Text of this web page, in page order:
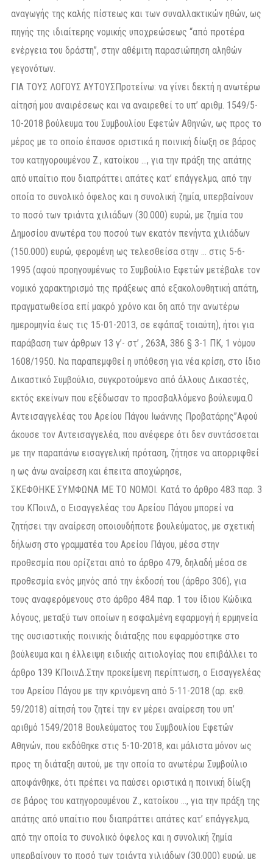
αναγωγής της καλής πίστεως και των συναλλακτικών ηθών, ως
πηγής της ιδιαίτερης νομικής υποχρεώσεως “από προτέρα
ενέργεια του δράστη”, στην αθέμιτη παρασιώπηση αληθών
γεγονότων.
ΓΙΑ ΤΟΥΣ ΛΟΓΟΥΣ ΑΥΤΟΥΣΠροτείνω: να γίνει δεκτή η ανωτέρω
αίτησή μου αναιρέσεως και να αναιρεθεί το υπ’ αριθμ. 1549/5-
10-2018 βούλευμα του Συμβουλίου Εφετών Αθηνών, ως προς το
μέρος με το οποίο έπαυσε οριστικά η ποινική δίωξη σε βάρος
του κατηγορουμένου Z., κατοίκου …, για την πράξη της απάτης
από υπαίτιο που διαπράττει απάτες κατ’ επάγγελμα, από την
οποία το συνολικό όφελος και η συνολική ζημία, υπερβαίνουν
το ποσό των τριάντα χιλιάδων (30.000) ευρώ, με ζημία του
Δημοσίου ανωτέρα του ποσού των εκατόν πενήντα χιλιάδων
(150.000) ευρώ, φερομένη ως τελεσθείσα στην … στις 5-6-
1995 (αφού προηγουμένως το Συμβούλιο Εφετών μετέβαλε τον
νομικό χαρακτηρισμό της πράξεως από εξακολουθητική απάτη,
πραγματωθείσα επί μακρό χρόνο και δη από την ανωτέρω
ημερομηνία έως τις 15-01-2013, σε εφάπαξ τοιαύτη), ήτοι για
παράβαση των άρθρων 13 γ’- στ’ , 263Α, 386 § 3-1 ΠΚ, 1 νόμου
1608/1950. Να παραπεμφθεί η υπόθεση για νέα κρίση, στο ίδιο
Δικαστικό Συμβούλιο, συγκροτούμενο από άλλους Δικαστές,
εκτός εκείνων που εξέδωσαν το προσβαλλόμενο βούλευμα.Ο
Αντεισαγγελέας του Αρείου Πάγου Ιωάννης Προβατάρης”Αφού
άκουσε τον Αντεισαγγελέα, που ανέφερε ότι δεν συντάσσεται
με την παραπάνω εισαγγελική πρόταση, ζήτησε να απορριφθεί
η ως άνω αναίρεση και έπειτα αποχώρησε,
ΣΚΕΦΘΗΚΕ ΣΥΜΦΩΝΑ ΜΕ ΤΟ ΝΟΜΟI. Κατά το άρθρο 483 παρ. 3
του ΚΠοινΔ, ο Εισαγγελέας του Αρείου Πάγου μπορεί να
ζητήσει την αναίρεση οποιουδήποτε βουλεύματος, με σχετική
δήλωση στο γραμματέα του Αρείου Πάγου, μέσα στην
προθεσμία που ορίζεται από το άρθρο 479, δηλαδή μέσα σε
προθεσμία ενός μηνός από την έκδοσή του (άρθρο 306), για
τους αναφερόμενους στο άρθρο 484 παρ. 1 του ίδιου Κώδικα
λόγους, μεταξύ των οποίων η εσφαλμένη εφαρμογή ή ερμηνεία
της ουσιαστικής ποινικής διάταξης που εφαρμόστηκε στο
βούλευμα και η έλλειψη ειδικής αιτιολογίας που επιβάλλει το
άρθρο 139 ΚΠοινΔ.Στην προκείμενη περίπτωση, ο Εισαγγελέας
του Αρείου Πάγου με την κρινόμενη από 5-11-2018 (αρ. εκθ.
59/2018) αίτησή του ζητεί την εν μέρει αναίρεση του υπ’
αριθμό 1549/2018 Βουλεύματος του Συμβουλίου Εφετών
Αθηνών, που εκδόθηκε στις 5-10-2018, και μάλιστα μόνον ως
προς τη διάταξη αυτού, με την οποία το ανωτέρω Συμβούλιο
αποφάνθηκε, ότι πρέπει να παύσει οριστικά η ποινική δίωξη
σε βάρος του κατηγορουμένου Z., κατοίκου …, για την πράξη της
απάτης από υπαίτιο που διαπράττει απάτες κατ’ επάγγελμα,
από την οποία το συνολικό όφελος και η συνολική ζημία
υπερβαίνουν το ποσό των τριάντα χιλιάδων (30.000) ευρώ, με